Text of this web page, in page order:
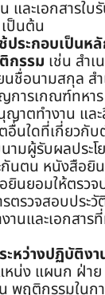
และเอกสารใบ
ป็นต้น
ประกอบเป็นห
กรรม เช่น สำเ
นชื่อนามสกุล ส
ญการเกณฑ์ทหา
ญาตทำงาน แล
นใดที่เกี่ยวกับ
ามผู้รับผลประ
กันตน หนังสือยิ
นยอมให้ตรวจ
รตรวจสอบประ
านและเอกสา
ะหว่างปฏิบัติงา
น่ง แผนก ฝ่าย
พฤติกรรมในก